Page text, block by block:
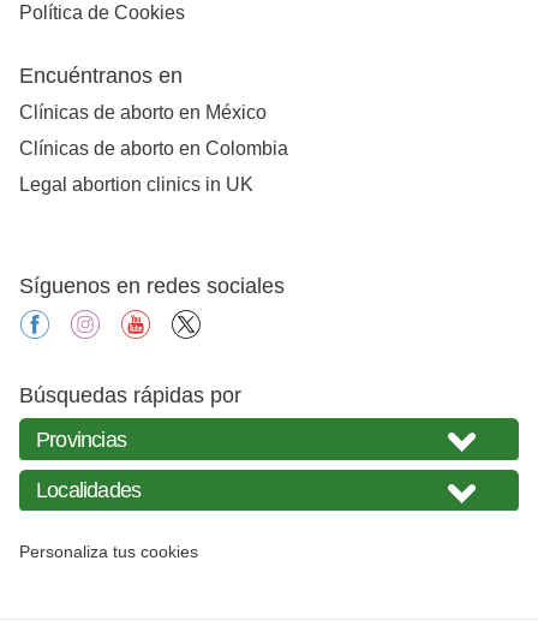
Política de Cookies
Encuéntranos en
Clínicas de aborto en México
Clínicas de aborto en Colombia
Legal abortion clinics in UK
Síguenos en redes sociales
facebookinstagramyoutube
Búsquedas rápidas por
Personaliza tus cookies